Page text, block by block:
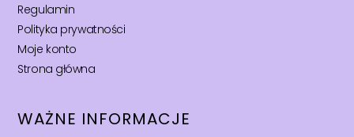
Regulamin
Polityka prywatności
Moje konto
Strona główna
WAŻNE INFORMACJE